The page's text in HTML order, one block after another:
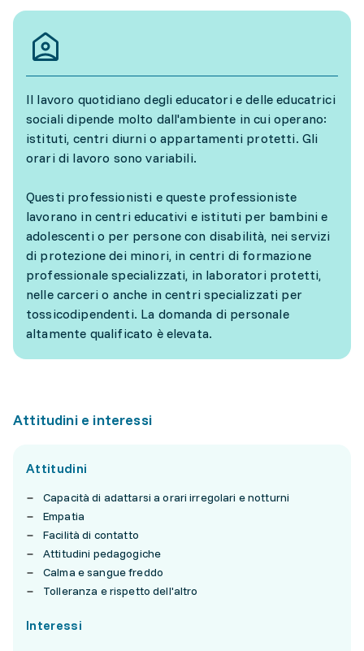
Il lavoro quotidiano degli educatori e delle educatrici
sociali dipende molto dall'ambiente in cui operano:
istituti, centri diurni o appartamenti protetti. Gli
orari di lavoro sono variabili.
Questi professionisti e queste professioniste
lavorano in centri educativi e istituti per bambini e
adolescenti o per persone con disabilità, nei servizi
di protezione dei minori, in centri di formazione
professionale specializzati, in laboratori protetti,
nelle carceri o anche in centri specializzati per
tossicodipendenti. La domanda di personale
altamente qualificato è elevata.
Attitudini e interessi
Attitudini
Capacità di adattarsi a orari irregolari e notturni
Empatia
Facilità di contatto
Attitudini pedagogiche
Calma e sangue freddo
Tolleranza e rispetto dell'altro
Interessi